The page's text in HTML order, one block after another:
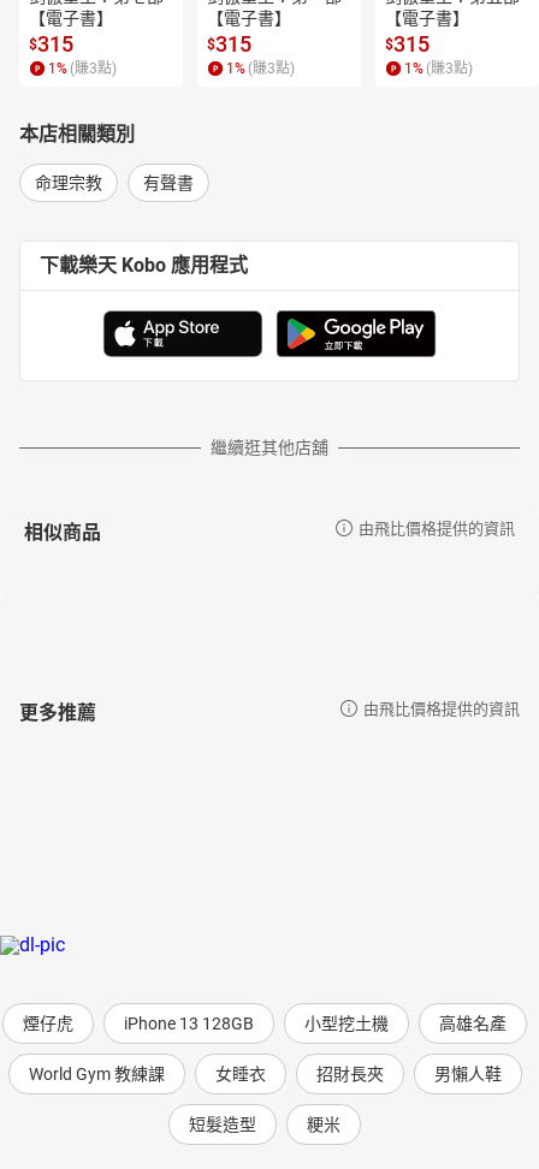
【電子書】
$315
1 % (賺3點)
【電子書】
$315
1 % (賺3點)
【電子書】
$315
1 % (賺3點)
本店相關類別
命理宗教 有聲書
下載樂天 Kobo 應用程式
繼續逛其他店舖
相似商品 由飛比價格提供的資訊
更多推薦 由飛比價格提供的資訊
煙仔虎 iPhone 13 128GB 小型挖土機 高雄名產
World Gym 教練課 女睡衣 招財長夾 男懶人鞋
短髮造型 粳米